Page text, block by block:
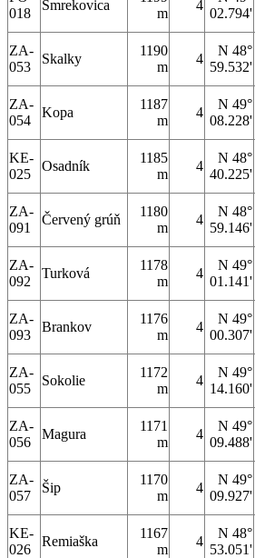
018
Smrekovica
m
4
02.794'
ZA-
053
Skalky
1190
m
4
N 48°
59.532'
ZA-
054
Kopa
1187
m
4
N 49°
08.228'
KE-
025
Osadník
1185
m
4
N 48°
40.225'
ZA-
091
Červený grúň
1180
m
4
N 48°
59.146'
ZA-
092
Turková
1178
m
4
N 49°
01.141'
ZA-
093
Brankov
1176
m
4
N 49°
00.307'
ZA-
055
Sokolie
1172
m
4
N 49°
14.160'
ZA-
056
Magura
1171
m
4
N 49°
09.488'
ZA-
057
Šip
1170
m
4
N 49°
09.927'
KE-
026
Remiaška
1167
m
4
N 48°
53.051'